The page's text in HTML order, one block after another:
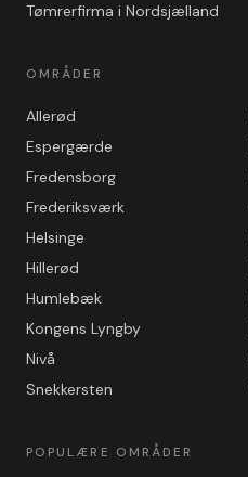
Tømrerfirma i Nordsjælland
OMRÅDER
Allerød
Espergærde
Fredensborg
Frederiksværk
Helsinge
Hillerød
Humlebæk
Kongens Lyngby
Nivå
Snekkersten
POPULÆRE OMRÅDER